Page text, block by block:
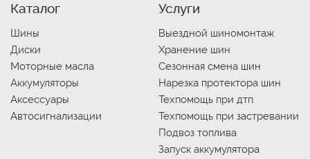
Каталог
Шины
Диски
Моторные масла
Аккумуляторы
Аксессуары
Автосигнализации
Услуги
Выездной шиномонтаж
Хранение шин
Сезонная смена шин
Нарезка протектора шин
Техпомощь при дтп
Техпомощь при застревании
Подвоз топлива
Запуск аккумулятора